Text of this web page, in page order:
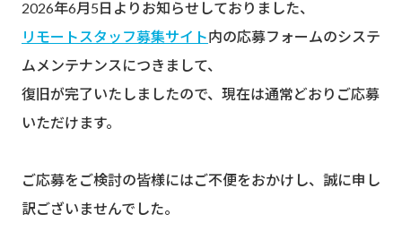
2026年6月5日よりお知らせしておりました、
リモートスタッフ募集サイト内の応募フォームのシステ
ムメンテナンスにつきまして、
復旧が完了いたしましたので、現在は通常どおりご応募
いただけます。
ご応募をご検討の皆様にはご不便をおかけし、誠に申し
訳ございませんでした。